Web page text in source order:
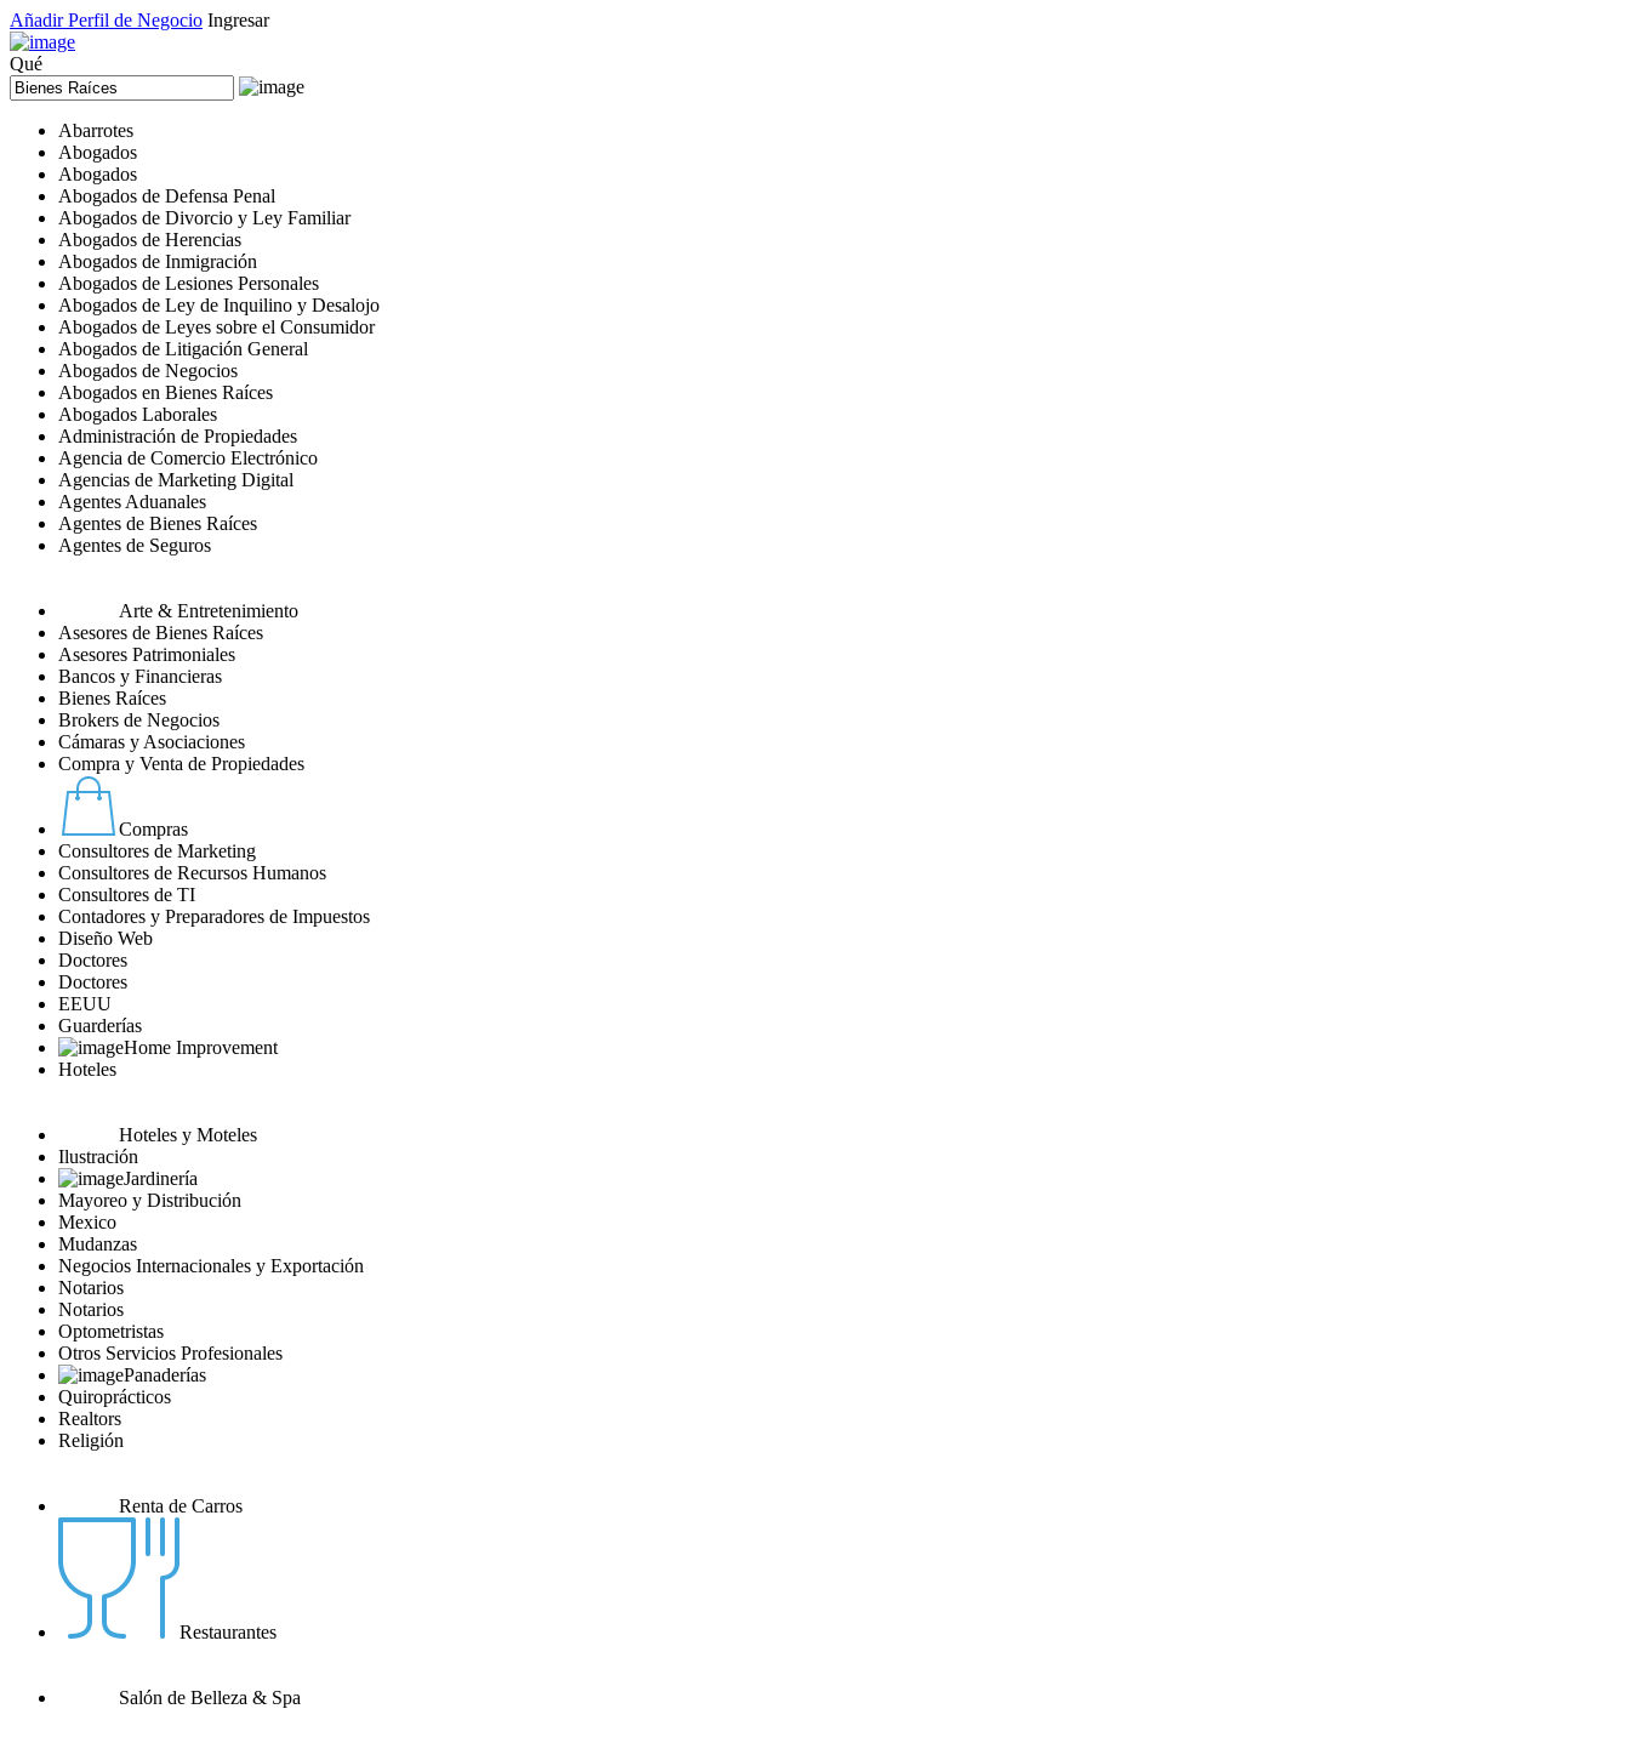
Añadir Perfil de Negocio Ingresar
Qué
Abarrotes
Abogados
Abogados
Abogados de Defensa Penal
Abogados de Divorcio y Ley Familiar
Abogados de Herencias
Abogados de Inmigración
Abogados de Lesiones Personales
Abogados de Ley de Inquilino y Desalojo
Abogados de Leyes sobre el Consumidor
Abogados de Litigación General
Abogados de Negocios
Abogados en Bienes Raíces
Abogados Laborales
Administración de Propiedades
Agencia de Comercio Electrónico
Agencias de Marketing Digital
Agentes Aduanales
Agentes de Bienes Raíces
Agentes de Seguros
Arte & Entretenimiento
Asesores de Bienes Raíces
Asesores Patrimoniales
Bancos y Financieras
Bienes Raíces
Brokers de Negocios
Cámaras y Asociaciones
Compra y Venta de Propiedades
Compras
Consultores de Marketing
Consultores de Recursos Humanos
Consultores de TI
Contadores y Preparadores de Impuestos
Diseño Web
Doctores
Doctores
EEUU
Guarderías
Home Improvement
Hoteles
Hoteles y Moteles
Ilustración
Jardinería
Mayoreo y Distribución
Mexico
Mudanzas
Negocios Internacionales y Exportación
Notarios
Notarios
Optometristas
Otros Servicios Profesionales
Panaderías
Quiroprácticos
Realtors
Religión
Renta de Carros
Restaurantes
Salón de Belleza & Spa